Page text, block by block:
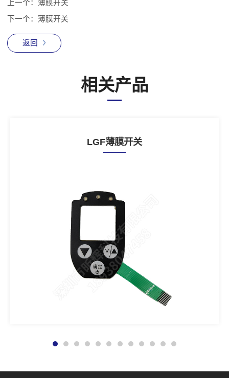
上一个： 薄膜开关
下一个： 薄膜开关
返回
相关产品
LGF薄膜开关